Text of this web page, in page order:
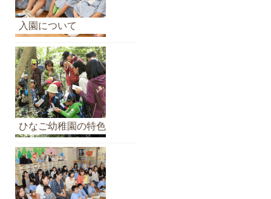
ー
カ
イ
ブ
入園について
ひなご幼稚園の特色